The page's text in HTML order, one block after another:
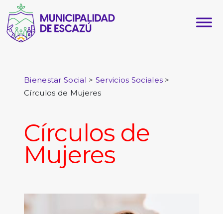
Bienestar Social > Servicios Sociales >
Círculos de Mujeres
Círculos de
Mujeres